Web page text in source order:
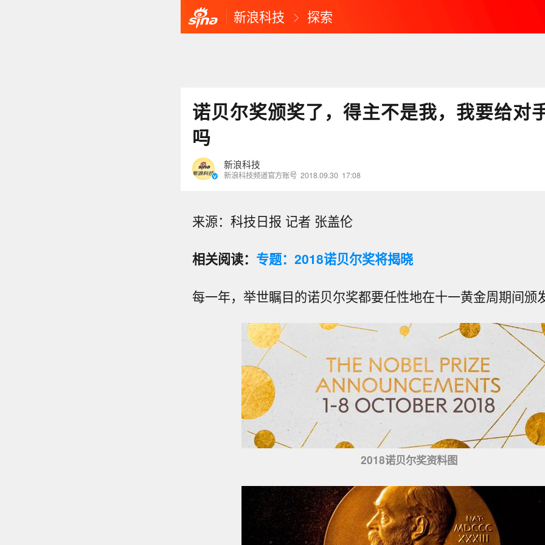
新浪科技 探索
诺贝尔奖颁奖了，得主不是我，我要给对
吗
新浪科技
新浪科技频道官方账号 2018.09.30 17:08
来源：科技日报 记者 张盖伦
相关阅读： 专题：2018诺贝尔奖将揭晓
每一年，举世瞩目的诺贝尔奖都要任性地在十一黄金周期间颁
2018诺贝尔奖资料图